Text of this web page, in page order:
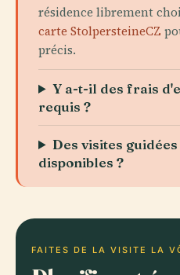
résidence librement
carte StolpersteineCZ
précis.
Y a-t-il des frais
requis ?
Des visites
disponibles ?
FAITES DE LA VISITE LA